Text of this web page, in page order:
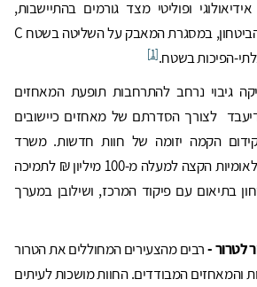
ופוליטי מצד גורמים בהתיישבות,
בממשלה ואף במערכת הביטחון, במסגרת המאבק על השליטה בשטח C
הפיכות בשטח.[1]
גיבוי נרחב להתרחבות תופעת המאחזים
לצורך הסדרתם של מאחזים כיישובים
הקמה יזומה של חוות חדשות. משרד
ההתיישבות והמשימות הלאומיות הקצה למעלה מ-100 מיליון ₪ לתמיכה
בתיאום עם פיקוד המרכז, ושילובן במערך
לטרור -רבים מהצעירים המחוללים את הטרור
והמאחזים המבודדים. החוות מושכות לעיתים